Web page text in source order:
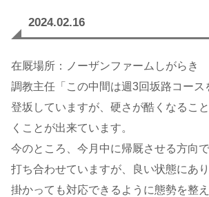
2024.02.16
在厩場所：ノーザンファームしがらき
調教主任「この中間は週3回坂路コース
登坂していますが、硬さが酷くなるこ
くことが出来ています。
今のところ、今月中に帰厩させる方向
打ち合わせていますが、良い状態にあ
掛かっても対応できるように態勢を整